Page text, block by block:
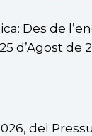
Des de
d’Agost de
del